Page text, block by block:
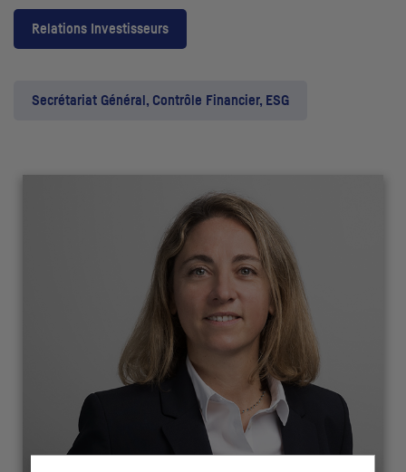
Relations Investisseurs
Secrétariat Général, Contrôle Financier, ESG